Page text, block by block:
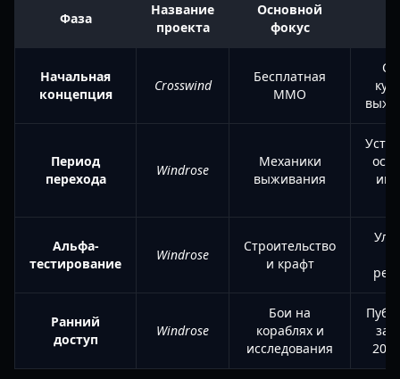
Фаза
Название
проекта
Основной
фокус
Начальная
концепция
Crosswind
Бесплатная
MMO
Период
перехода
Windrose
Механики
выживания
Альфа-
тестирование
Windrose
Строительство
и крафт
Ранний
доступ
Windrose
Бои на
кораблях и
исследования